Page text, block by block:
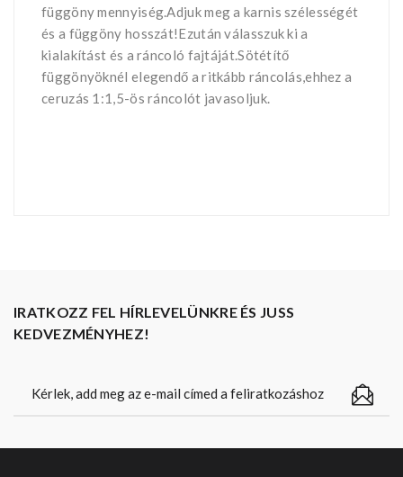
függöny mennyiség.Adjuk meg a karnis szélességét
és a függöny hosszát!Ezután válasszuk ki a
kialakítást és a ráncoló fajtáját.Sötétítő
függönyöknél elegendő a ritkább ráncolás,ehhez a
ceruzás 1:1,5-ös ráncolót javasoljuk.
IRATKOZZ FEL HÍRLEVELÜNKRE ÉS JUSS
KEDVEZMÉNYHEZ!